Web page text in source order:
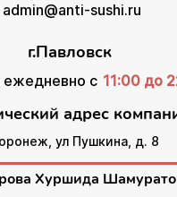
admin@anti-sushi.ru
г.Павловск
ежедневно с 11:00 до
адрес
ул Пушкина, д. 8
Хуршида